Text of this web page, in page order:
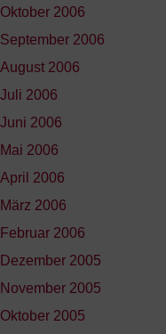
Oktober 2006
September 2006
August 2006
Juli 2006
Juni 2006
Mai 2006
April 2006
März 2006
Februar 2006
Dezember 2005
November 2005
Oktober 2005